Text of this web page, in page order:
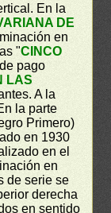
En la
DE
en
"CINCO
pago
LAS
A la
la parte
Primero)
en 1930
en el
en
de serie se
derecha
en sentido